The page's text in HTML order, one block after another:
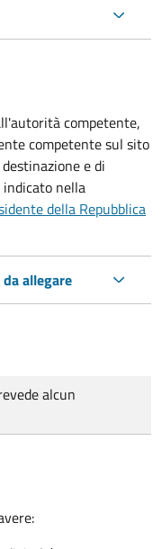
competente,
competente sul sito
e di
nella
della Repubblica
allegare
alcun